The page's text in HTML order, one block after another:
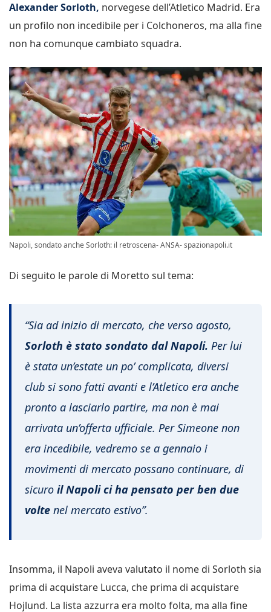
Alexander Sorloth, norvegese dell’Atletico Madrid. Era
un profilo non incedibile per i Colchoneros, ma alla fine
non ha comunque cambiato squadra.
Napoli, sondato anche Sorloth: il retroscena- ANSA- spazionapoli.it
Di seguito le parole di Moretto sul tema:
“Sia ad inizio di mercato, che verso agosto,
Sorloth è stato sondato dal Napoli. Per lui
è stata un’estate un po’ complicata, diversi
club si sono fatti avanti e l’Atletico era anche
pronto a lasciarlo partire, ma non è mai
arrivata un’offerta ufficiale. Per Simeone non
era incedibile, vedremo se a gennaio i
movimenti di mercato possano continuare, di
sicuro il Napoli ci ha pensato per ben due
volte nel mercato estivo”.
Insomma, il Napoli aveva valutato il nome di Sorloth sia
prima di acquistare Lucca, che prima di acquistare
Hojlund. La lista azzurra era molto folta, ma alla fine